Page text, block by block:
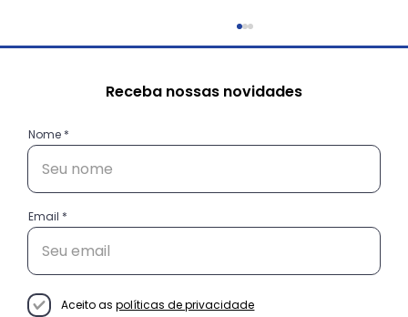
Do “Oi!” ao Cliente Fiel: como a
Receba nossas novidades
Nome
Email
Aceito as políticas de privacidade